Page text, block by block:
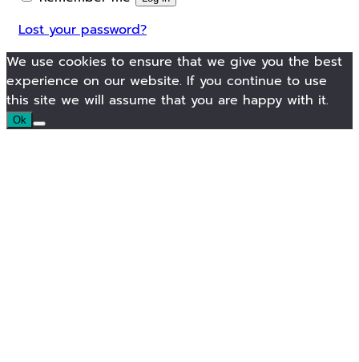
Lost your password?
We use cookies to ensure that we give you the best
experience on our website. If you continue to use
this site we will assume that you are happy with it.
Ok